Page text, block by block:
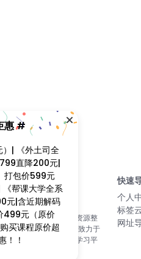
是国内首家视频课程资源整
年风雨历程；本站长期致力于
程资源，打造一站式学习平
快速
个人
标签
网址
惠 #
）| 《外土司全
直降200元|
打包价599元
《帮课大学全系
元|含近期解码
499元（原价
买课程原价超
！！